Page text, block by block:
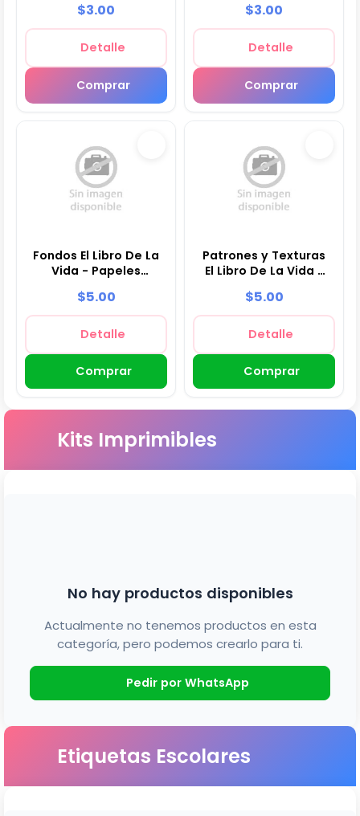
$3.00
Detalle
Comprar
$3.00
Detalle
Comprar
Fondos El Libro De La
Vida - Papeles
Decoración
$5.00
Detalle
Comprar
Patrones y Texturas
El Libro De La Vida -
Fiestas
$5.00
Detalle
Comprar
Kits Imprimibles
No hay productos disponibles
Actualmente no tenemos productos en esta
categoría, pero podemos crearlo para ti.
Pedir por WhatsApp
Etiquetas Escolares